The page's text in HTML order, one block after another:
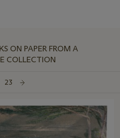
ON PAPER FROM A
COLLECTION
23